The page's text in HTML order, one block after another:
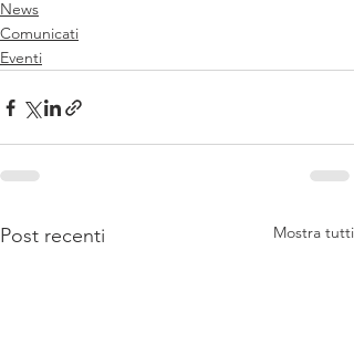
News
Comunicati
Eventi
Post recenti Mostra tutti